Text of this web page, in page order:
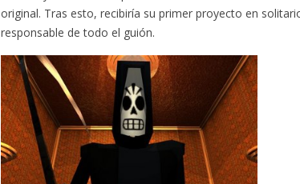
original. Tras esto, recibiría su primer proyecto en
responsable de todo el guión.